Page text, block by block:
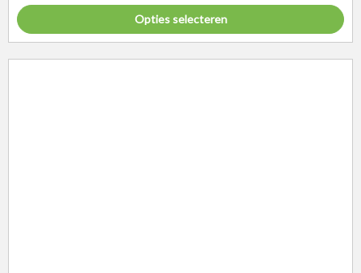
Opties selecteren